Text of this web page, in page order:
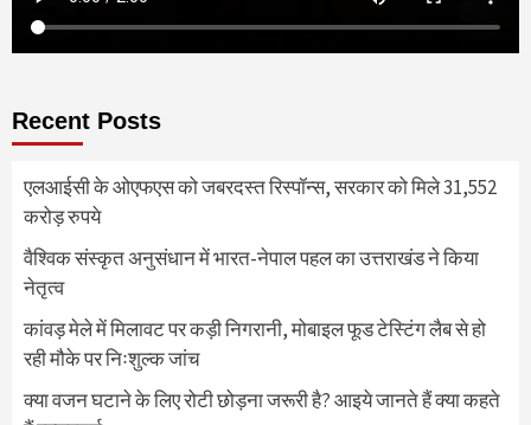
Recent Posts
एलआईसी के ओएफएस को जबरदस्त रिस्पॉन्स, सरकार को मिले 31,552
करोड़ रुपये
वैश्विक संस्कृत अनुसंधान में भारत-नेपाल पहल का उत्तराखंड ने किया
नेतृत्व
कांवड़ मेले में मिलावट पर कड़ी निगरानी, मोबाइल फूड टेस्टिंग लैब से हो
रही मौके पर निःशुल्क जांच
क्या वजन घटाने के लिए रोटी छोड़ना जरूरी है? आइये जानते हैं क्या कहते